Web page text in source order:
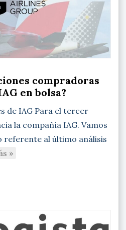
compradoras
en bolsa?
de IAG Para el tercer
la compañía IAG. Vamos
referente al último análisis
»